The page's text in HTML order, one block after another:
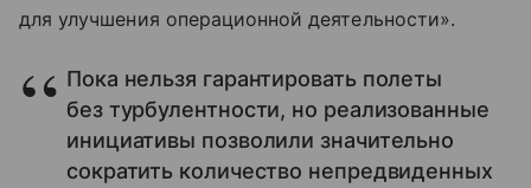
для улучшения операционной деятельности».
Пока нельзя гарантировать полеты
без турбулентности, но реализованные
инициативы позволили значительно
сократить количество непредвиденных